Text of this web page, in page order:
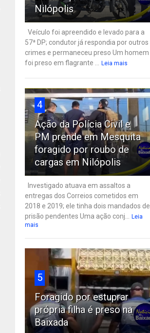
Nilópolis
Veículo foi apreendido e levado para a
57ª DP; condutor já respondia por outros
crimes e permaneceu preso Um homem
foi preso em flagrante ... Leia mais
4
Ação da Polícia Civil e
PM prende em Mesquita
foragido por roubo de
cargas em Nilópolis
Investigado atuava em assaltos a
entregas dos Correios cometidos em
2018 e 2019; ele tinha dois mandados de
prisão pendentes Uma ação conj... Leia
mais
5
Foragido por estuprar
própria filha é preso na
Baixada